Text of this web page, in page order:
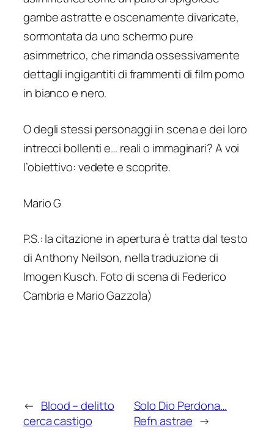
gambe astratte e oscenamente divaricate,
sormontata da uno schermo pure
asimmetrico, che rimanda ossessivamente
dettagli ingigantiti di frammenti di film porno
in bianco e nero.
O degli stessi personaggi in scena e dei loro
intrecci bollenti e… reali o immaginari? A voi
l’obiettivo: vedete e scoprite.
Mario G
P.S.: la citazione in apertura è tratta dal testo
di Anthony Neilson, nella traduzione di
Imogen Kusch. Foto di scena di Federico
Cambria e Mario Gazzola)
← Blood – delitto
cerca castigo
Solo Dio Perdona…
Refn astrae →